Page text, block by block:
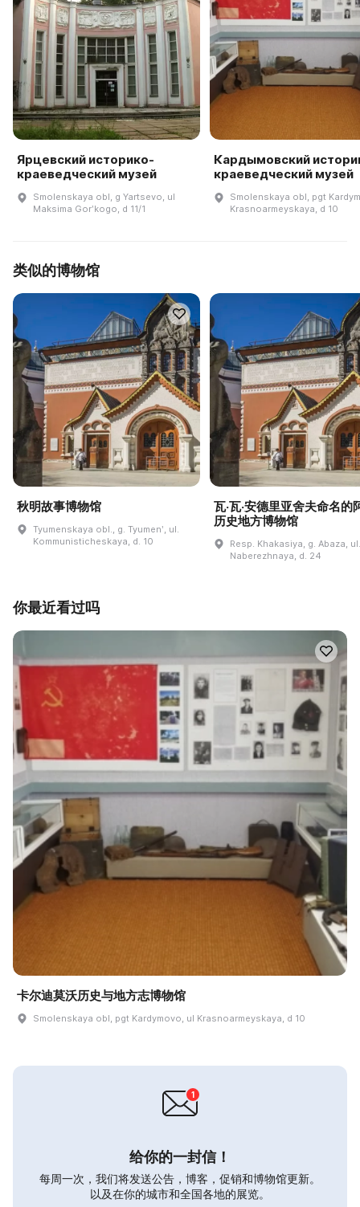
Ярцевский историко-
краеведческий музей
Smolenskaya obl, g Yartsevo, ul
Maksima Gorʹkogo, d 11/1
Кардымовский
краеведческий музей
Smolenskaya obl, pgt
Krasnoarmeyskaya, d 10
类似的博物馆
秋明故事博物馆
Tyumenskaya obl., g. Tyumenʹ, ul.
Kommunisticheskaya, d. 10
瓦·瓦·安德里亚舍夫命名的
历史地方博物馆
Resp. Khakasiya, g. Abaza, ul.
Naberezhnaya, d. 24
你最近看过吗
卡尔迪莫沃历史与地方志博物馆
Smolenskaya obl, pgt Kardymovo, ul Krasnoarmeyskaya, d 10
给你的一封信！
每周一次，我们将发送公告，博客，促销和博物馆更新。
以及在你的城市和全国各地的展览。